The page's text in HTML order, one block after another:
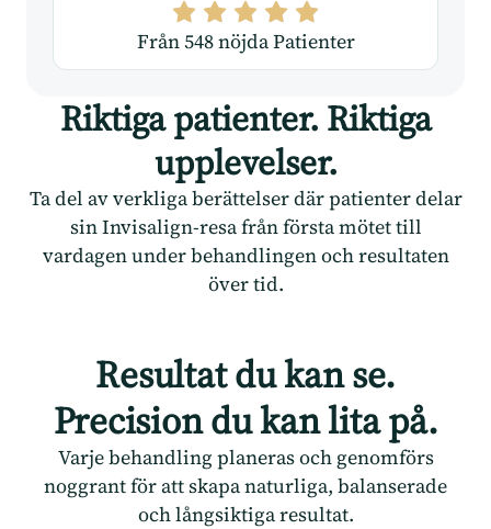
Från 548 nöjda Patienter
Riktiga patienter. Riktiga
upplevelser.
Ta del av verkliga berättelser där patienter delar
sin Invisalign-resa från första mötet till
vardagen under behandlingen och resultaten
över tid.
Resultat du kan se.
Precision du kan lita på.
Varje behandling planeras och genomförs
noggrant för att skapa naturliga, balanserade
och långsiktiga resultat.